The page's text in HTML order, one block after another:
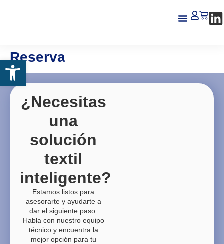
Abrir barra de herramientas
Reserva
¿Necesitas
una
solución
textil
inteligente?
Estamos listos para
asesorarte y ayudarte a
dar el siguiente paso.
Habla con nuestro equipo
técnico y encuentra la
mejor opción para tu